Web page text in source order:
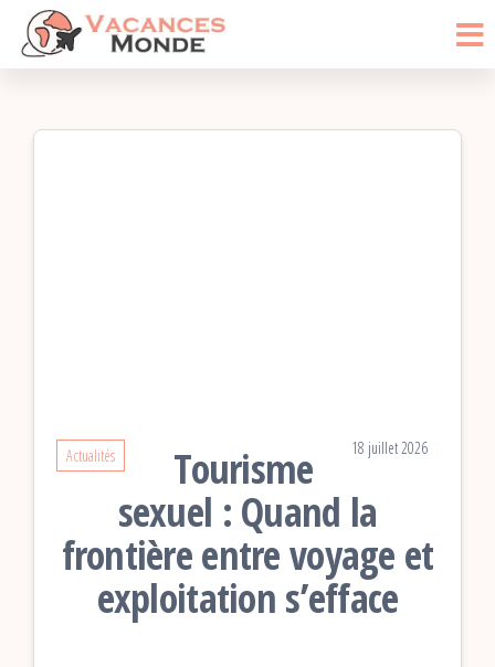
Passer
Monde
Actualités 18 juillet 2026
Tourisme
sexuel : Quand la
frontière entre voyage et
exploitation s’efface